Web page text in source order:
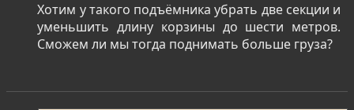
Хотим у такого подъёмника убрать две секции и
уменьшить длину корзины до шести метров.
Сможем ли мы тогда поднимать больше груза?